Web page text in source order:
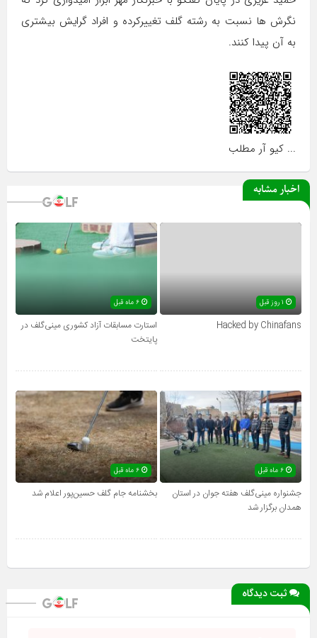
نگرش ها نسبت به رشته گلف تغییرکرده و افراد گرایش بیشتری
به آن پیدا کنند.
... کیو آر مطلب
اخبار مشابه
Hacked by Chinafans
استارت مسابقات آزاد کشوری مینی‌گلف در
پایتخت
۶ ماه قبل
جشنواره مینی‌گلف هفته جوان در استان
همدان برگزار شد
بخشنامه جام گلف حسین‌پور اعلام شد
ثبت دیدگاه